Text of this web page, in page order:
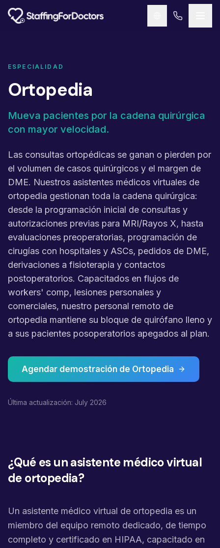
Skip to main content
ESPECIALIDAD
Ortopedia
Mueva pacientes por la cadena quirúrgica
con mayor velocidad.
Las consultas ortopédicas se ganan o pierden por
el volumen de casos quirúrgicos y el margen de
DME. Nuestros asistentes médicos virtuales de
ortopedia gestionan toda la cadena quirúrgica:
desde la programación inicial de consultas y
autorizaciones previas para MRI/Rayos X, hasta
evaluaciones preoperatorias, programación de
cirugías con hospitales y ASCs, pedidos de DME,
derivaciones a fisioterapia y contactos
postoperatorios. Capacitados en flujos de
workers' comp, lesiones personales y
comerciales, nuestro personal remoto de
ortopedia mantiene su bloque de quirófano lleno y
a sus pacientes posoperatorios apegados al plan.
Agendar demostración de Ortopedia
Última actualización: July 2026
¿Qué es un asistente médico virtual
de ortopedia?
Un asistente médico virtual de ortopedia es un
miembro del equipo remoto dedicado, de tiempo
completo y certificado en HIPAA, capacitado en